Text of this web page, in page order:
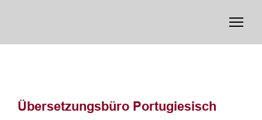
Übersetzungsbüro Portugiesisch